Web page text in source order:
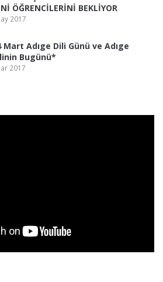
ÖĞRENCİLERİNİ BEKLİYOR
2017
Adıge Dili Günü ve Adıge
Bugünü*
2017